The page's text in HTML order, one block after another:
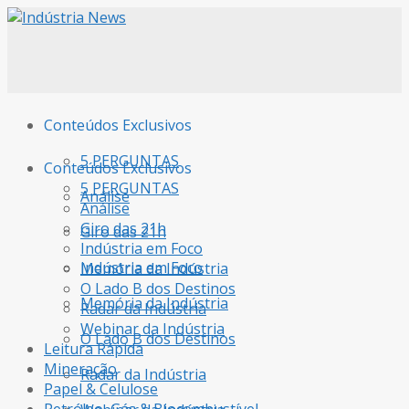
Conteúdos Exclusivos
5 PERGUNTAS
Análise
Giro das 21h
Indústria em Foco
Memória da Indústria
O Lado B dos Destinos
Radar da Indústria
Conteúdos Exclusivos
5 PERGUNTAS
Análise
Giro das 21h
Indústria em Foco
Memória da Indústria
O Lado B dos Destinos
Radar da Indústria
Webinar da Indústria
Leitura Rápida
Mineração
Papel & Celulose